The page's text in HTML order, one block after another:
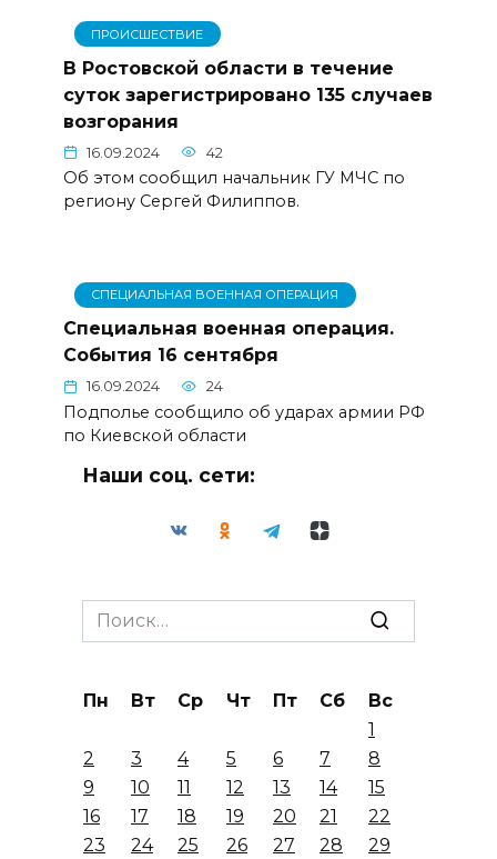
ПРОИСШЕСТВИЕ
В Ростовской области в течение
суток зарегистрировано 135 случаев
возгорания
16.09.2024 42
Об этом сообщил начальник ГУ МЧС по
региону Сергей Филиппов.
СПЕЦИАЛЬНАЯ ВОЕННАЯ ОПЕРАЦИЯ
Специальная военная операция.
События 16 сентября
16.09.2024 24
Подполье сообщило об ударах армии РФ
по Киевской области
Наши соц. сети:
Search
for:
Пн Вт Ср Чт Пт Сб
Вс
1
2
3 4 5 6 7
8
9
10 11 12 13 14
15
16
17 18 19 20 21
22
23
24 25 26 27 28
29